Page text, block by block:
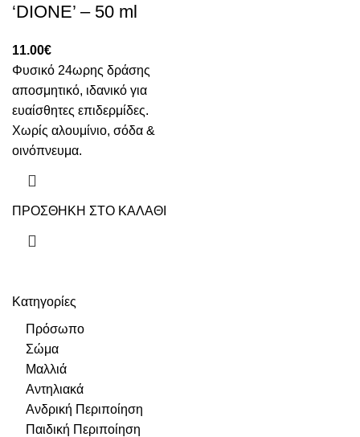
Κατηγορίες
Πρόσωπο
Σώμα
Μαλλιά
Αντηλιακά
Ανδρική Περιποίηση
Παιδική Περιποίηση
‘DIONE’ – 50 ml
11.00€
Φυσικό 24ωρης δράσης
αποσμητικό, ιδανικό για
ευαίσθητες επιδερμίδες.
Χωρίς αλουμίνιο, σόδα &
οινόπνευμα.
ΠΡΟΣΘΗΚΗ ΣΤΟ ΚΑΛΑΘΙ